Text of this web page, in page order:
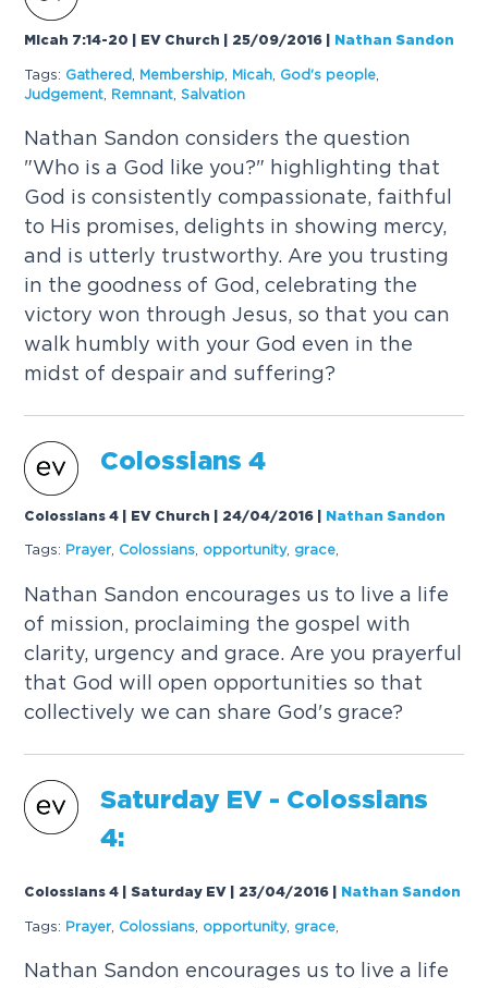
Micah 7:14-20 | EV Church | 25/09/2016 Nathan Sandon
Tags: Gathered Membership Micah God's peop e
Jud gement Remnant ,Sa lvation
Nat han Sandon consid ers t he question
"W ho is a God i ke you?" hig h ig hting t hat
God is consistent ly compassionate, fait hfu
to H is promises, d e ig hts in s howing mercy,
and is utter ly trustwort hy. Are you trusting
in t he good ness of God , ce e brating t he
victory won t hroug h Jesus, so t hat you can
wa k hum b ly wit h your God even in t he
mid st of d espair and suffering?
Co ossians 4
Colossians 4 | EV Church | 24/04/2016 Nathan Sandon
Tags: Prayer, Co ossians opportunity, grace
Nat han Sandon encourages us to ive a ife
of mission proc laiming t he gospe wit h
c larity, urgency and grace Are you prayerfu
t hat God wi open opportunities so t hat
co ective ly we can s hare God 's grace?
Saturd ay EV - Co ossians
4:
Colossians 4 | Saturday EV | 23/04/2016 Nathan Sandon
Tags: Prayer, Co ossians opportunity, grace
Nat han Sandon encourages us to ive a ife